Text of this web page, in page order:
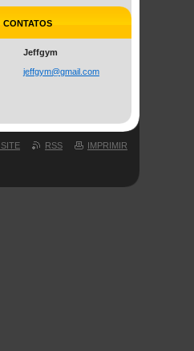
CONTATOS
Jeffgym
jeffgym@gmail.com
RSS IMPRIMIR